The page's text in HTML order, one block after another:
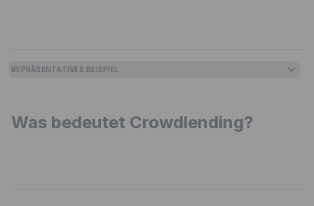
REPRÄSENTATIVES BEISPIEL
Was bedeutet Crowdlending?